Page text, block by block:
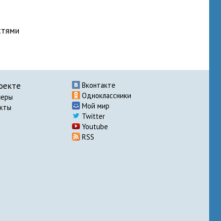
Вконтакте
Одноклассники
Мой мир
Twitter
Youtube
RSS